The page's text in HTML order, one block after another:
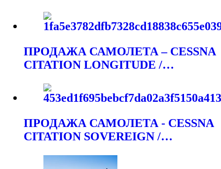
ПРОДАЖА САМОЛЕТА – CESSNA
CITATION LONGITUDE /…
ПРОДАЖА САМОЛЕТА - CESSNA
CITATION SOVEREIGN /…